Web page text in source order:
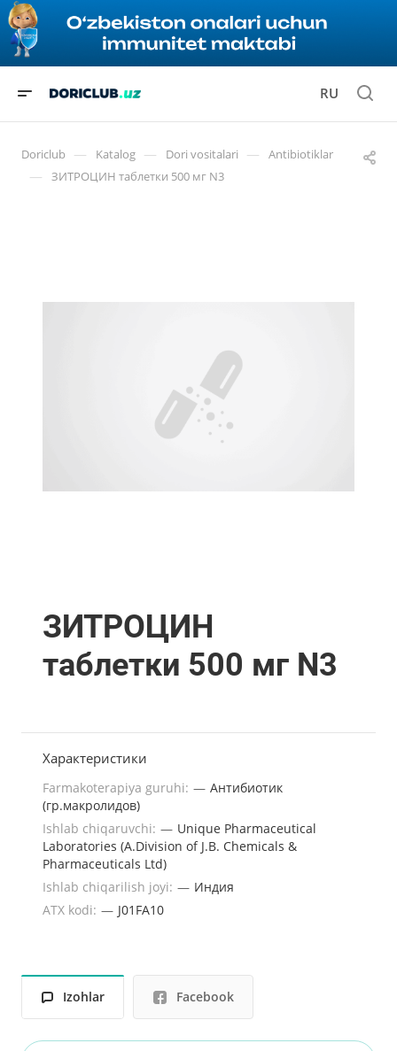
RU
Doriclub — Katalog — Dori vositalari — Antibiotiklar
— ЗИТРОЦИН таблетки 500 мг N3
ЗИТРОЦИН
таблетки 500 мг N3
Характеристики
Farmakoterapiya guruhi: — Антибиотик
(гр.макролидов)
Ishlab chiqaruvchi: — Unique Pharmaceutical
Laboratories (A.Division of J.B. Chemicals &
Pharmaceuticals Ltd)
Ishlab chiqarilish joyi: — Индия
ATX kodi: — J01FA10
Izohlar Facebook